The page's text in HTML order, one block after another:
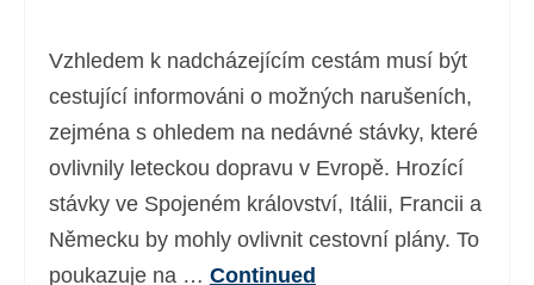
Vzhledem k nadcházejícím cestám musí být
cestující informováni o možných narušeních,
zejména s ohledem na nedávné stávky, které
ovlivnily leteckou dopravu v Evropě. Hrozící
stávky ve Spojeném království, Itálii, Francii a
Německu by mohly ovlivnit cestovní plány. To
poukazuje na … Continued